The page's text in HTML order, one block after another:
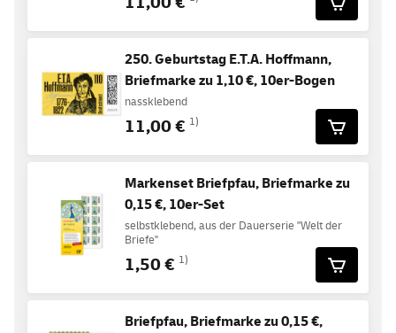
250. Geburtstag E.T.A. Hoffmann,
Briefmarke zu 1,10 €, 10er-Bogen
nassklebend
11,00 € 1)
Markenset Briefpfau, Briefmarke zu
0,15 €, 10er-Set
selbstklebend, aus der Dauerserie "Welt der
Briefe"
1,50 € 1)
Briefpfau, Briefmarke zu 0,15 €,